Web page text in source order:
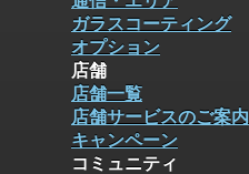
ガラスコーティング
オプション
店舗
店舗一覧
店舗サービスのご案内
キャンペーン
コミュニティ